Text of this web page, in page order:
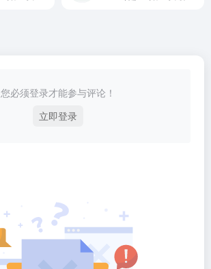
您必须登录才能参与评论！
立即登录